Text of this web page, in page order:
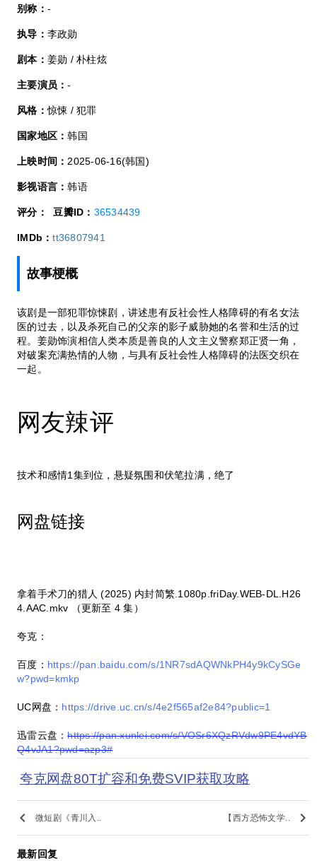
别称： -
执导： 李政勋
剧本： 姜勋 / 朴柱炫
主要演员：-
风格：惊悚 / 犯罪
国家地区：韩国
上映时间： 2025-06-16(韩国)
影视语言：韩语
评分： 豆瓣ID： 36534439
IMDb：tt36807941
故事梗概
该剧是一部犯罪惊悚剧，讲述患有反社会性人格障碍的有名女法
医的过去，以及杀死自己的父亲的影子威胁她的名誉和生活的过
程。姜勋饰演相信人类本质是善良的人文主义警察郑正贤一角，
对破案充满热情的人物，与具有反社会性人格障碍的法医交织在
一起。
网友辣评
技术和感情1集到位，悬疑氛围和伏笔拉满，绝了
网盘链接
拿着手术刀的猎人 (2025) 内封简繁.1080p.friDay.WEB-DL.H26
4.AAC.mkv （更新至 4 集）
夸克：
百度： https://pan.baidu.com/s/1NR7sdAQWNkPH4y9kCySGe
w?pwd=kmkp
UC网盘： https://drive.uc.cn/s/4e2f565af2e84?public=1
迅雷云盘：https://pan.xunlei.com/s/VOSr6XQzRVdw9PE4vdYB
Q4vJA1?pwd=azp3#
夸克网盘80T扩容和免费SVIP获取攻略
keyboard_arrow_left 微短剧《青川入.. 【西方恐怖文学.. keyboard_arrow_right
最新回复